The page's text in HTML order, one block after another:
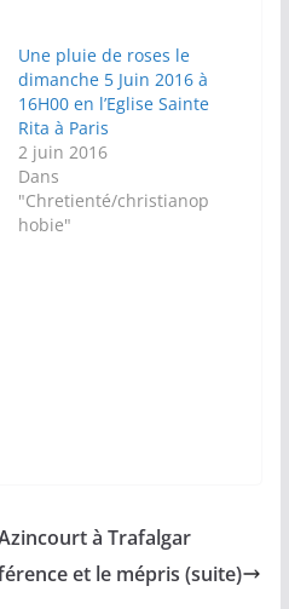
Une pluie de roses le
dimanche 5 Juin 2016 à
16H00 en l’Eglise Sainte
Rita à Paris
2 juin 2016
Dans
"Chretienté/christianop
hobie"
à Trafalgar
et le mépris (suite)